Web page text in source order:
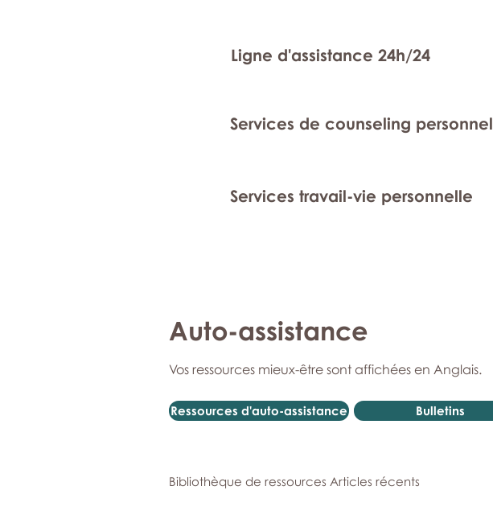
Ligne d'assistance 24h/24
Services de counseling personnel
Services travail-vie personnelle
Auto-assistance
Vos ressources mieux-être sont affichées en Anglais.
Ressources d'auto-assistance Bulletins
Bibliothèque de ressources Articles récents